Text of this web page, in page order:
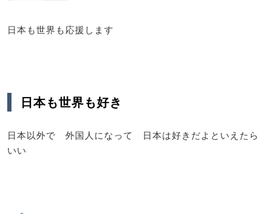
日本も世界も応援します
日本も世界も好き
日本以外で 外国人になって 日本は好きだよといえたら
いい